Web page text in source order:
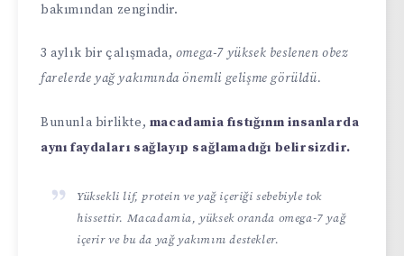
bakımından zengindir.
3 aylık bir çalışmada, omega-7 yüksek beslenen obez
farelerde yağ yakımında önemli gelişme görüldü.
Bununla birlikte, macadamia fıstığının insanlarda
aynı faydaları sağlayıp sağlamadığı belirsizdir.
Yüksekli lif, protein ve yağ içeriği sebebiyle tok
hissettir. Macadamia, yüksek oranda omega-7 yağ
içerir ve bu da yağ yakımını destekler.